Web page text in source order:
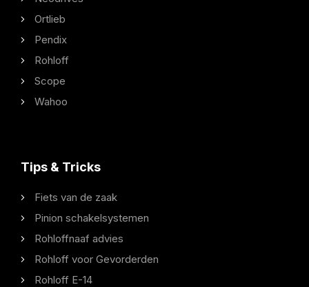
Ortlieb
Pendix
Rohloff
Scope
Wahoo
Tips & Tricks
Fiets van de zaak
Pinion schakelsystemen
Rohloffnaaf advies
Rohloff voor Gevorderden
Rohloff E-14